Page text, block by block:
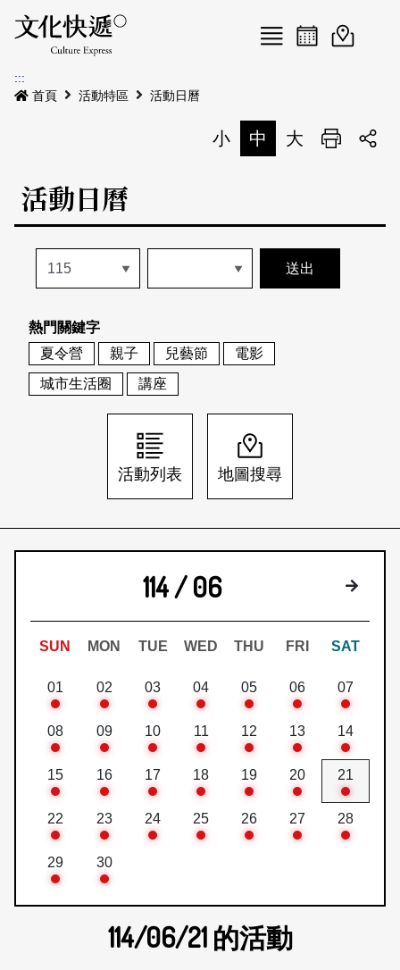
Menu
最新公告
本期專題
歷史專題
活動特區
活動列表
地圖搜尋
關於我們
關於我們
刊物索取地點
會員基本資料
刊登活動
網站導覽 English
日本語 登入/註冊
活動日曆活動地圖
:::
首頁
活動特區 活動日曆
小 中 大 列印
活動日曆
熱門關鍵字
夏令營
親子 兒藝節
電影
城市生活圈
講座
活動列表 地圖搜尋
114 / 06 下個月
SUN MON TUE WED THU FRI SAT
01 02 03 04 05 06 07
08 09 10 11 12 13 14
15 16 17 18 19 20 21
22 23 24 25 26 27 28
29 30
114/06/21 的活動